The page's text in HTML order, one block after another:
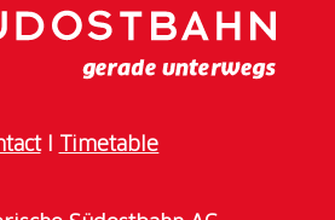
I Timetable